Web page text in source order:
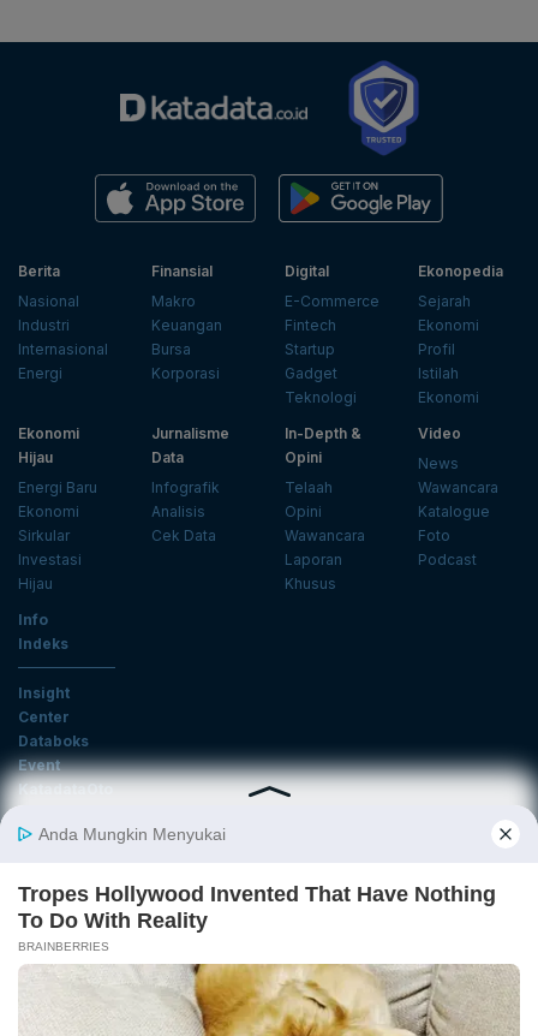
Berita
Nasional
Industri
Internasional
Energi
Finansial
Makro
Keuangan
Bursa
Korporasi
Digital
E-Commerce
Fintech
Startup
Gadget
Teknologi
Ekonopedia
Sejarah
Ekonomi
Profil
Istilah
Ekonomi
Ekonomi
Hijau
Energi Baru
Ekonomi
Sirkular
Investasi
Hijau
Jurnalisme
Data
Infografik
Analisis
Cek Data
In-Depth &
Opini
Telaah
Opini
Wawancara
Laporan
Khusus
Video
News
Wawancara
Katalogue
Foto
Podcast
Info
Indeks
Insight
Center
Databoks
Event
KatadataOto
Email
Daftar